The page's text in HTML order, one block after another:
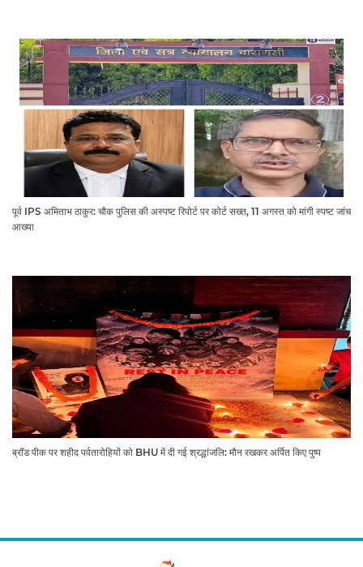
पूर्व IPS अमिताभ ठाकुर: चौक पुलिस की अस्पष्ट रिपोर्ट पर कोर्ट सख्त, 11 अगस्त को मांगी स्पष्ट जांच
आख्या
ब्रॉड पीक पर शहीद पर्वतारोहियों को BHU में दी गई श्रद्धांजलि: मौन रखकर अर्पित किए पुष्प